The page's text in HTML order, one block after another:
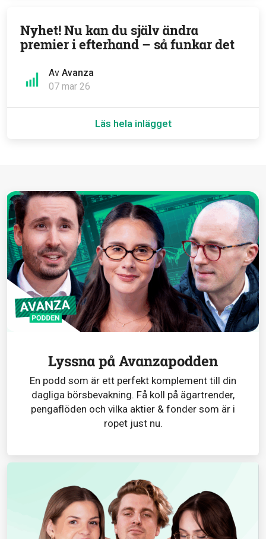
Av Avanza
07 mar 26
Nyhet! Nu kan du själv ändra
premier i efterhand – så funkar det
Läs hela inlägget
Lyssna på Avanzapodden
En podd som är ett perfekt komplement till din
dagliga börsbevakning. Få koll på ägartrender,
pengaflöden och vilka aktier & fonder som är i
ropet just nu.